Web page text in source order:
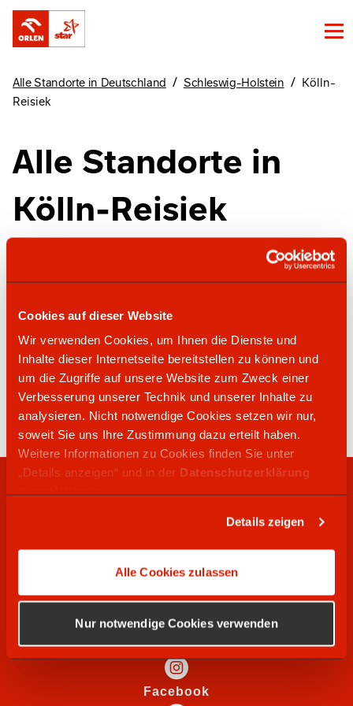
Cookies auf dieser Website
Wir verwenden Cookies, um Ihnen die Dienste und
Inhalte dieser Internetseite bereitstellen zu können und
um die Zugriffe auf unsere Website zum Zweck einer
Verbesserung unserer Technik und unserer Inhalte zu
analysieren. Nicht notwendige Cookies setzen wir nur,
soweit Sie uns Ihre Zustimmung dazu erteilt haben.
Weitere Informationen zu Cookies finden Sie unter
„Details anzeigen“ und in der Datenschutzerklärung
dieser Website.
Details zeigen
Alle Cookies zulassen
Nur notwendige Cookies verwenden
Alle Standorte in Deutschland / Schleswig-Holstein / Kölln-
Reisiek
Alle Standorte in
Kölln-Reisiek
Finde unsere Standorte in Kölln-Reisiek hier
ORLEN CHARGE Ladestation
04121 47508000
Neuenkampsweg 3
25337 Kölln-Reisiek
RECHTLICHES
WIR SUCHEN
SOCIAL MEDIA
Instagram
Facebook